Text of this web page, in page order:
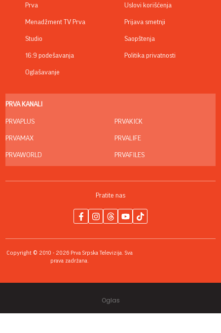
Prva
Menadžment TV Prva
Studio
16:9 podešavanja
Oglašavanje
Uslovi korišćenja
Prijava smetnji
Saopštenja
Politika privatnosti
PRVA KANALI
PRVAPLUS
PRVAMAX
PRVAWORLD
PRVAKICK
PRVALIFE
PRVAFILES
Pratite nas
Copyright © 2010 - 2026 Prva Srpska Televizija. Sva
prava zadržana.